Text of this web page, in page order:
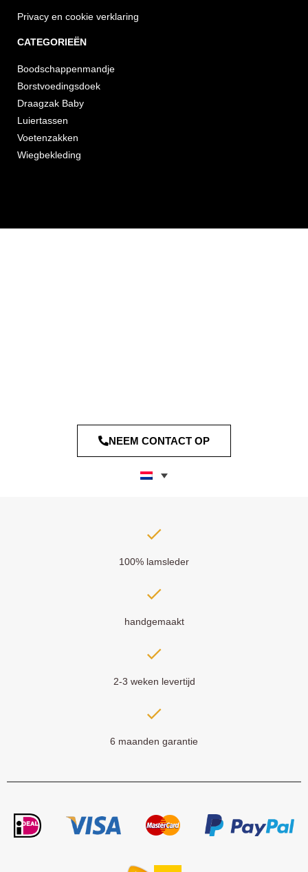
Privacy en cookie verklaring
CATEGORIEËN
Boodschappenmandje
Borstvoedingsdoek
Draagzak Baby
Luiertassen
Voetenzakken
Wiegbekleding
NEEM CONTACT OP
100% lamsleder
handgemaakt
2-3 weken levertijd
6 maanden garantie